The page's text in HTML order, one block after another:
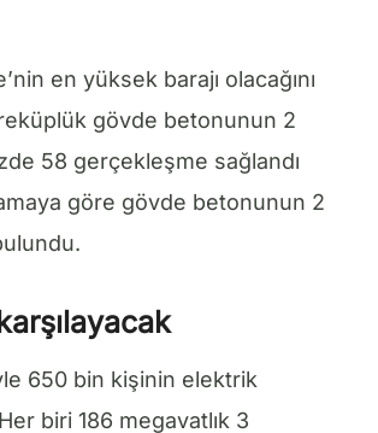
en yüksek barajı olacağını
gövde betonunun 2
58 gerçekleşme sağlandı
göre gövde betonunun 2
650 bin kişinin elektrik
biri 186 megavatlık 3